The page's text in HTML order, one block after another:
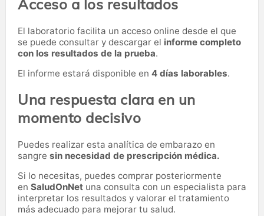
Acceso a los resultados
El laboratorio facilita un acceso online desde el que
se puede consultar y descargar el informe completo
con los resultados de la prueba.
El informe estará disponible en 4 días laborables.
Una respuesta clara en un
momento decisivo
Puedes realizar esta analítica de embarazo en
sangre sin necesidad de prescripción médica.
Si lo necesitas, puedes comprar posteriormente
en SaludOnNet una consulta con un especialista para
interpretar los resultados y valorar el tratamiento
más adecuado para mejorar tu salud.